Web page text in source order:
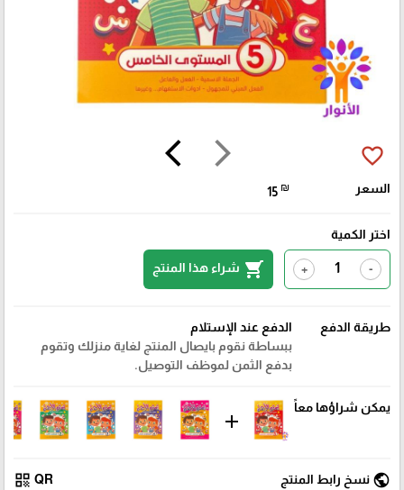
arrow_forward_ios
arrow_back_ios favorite_border
السعر 15 ₪
اختر الكمية
-
+
shopping_cart شراء هذا المنتج
طريقة الدفع
الدفع عند الإستلام
ببساطة نقوم بايصال المنتج لغاية منزلك وتقوم
بدفع الثمن لموظف التوصيل.
يمكن شراؤها معاً
add
public نسخ رابط المنتج QR
qr_code